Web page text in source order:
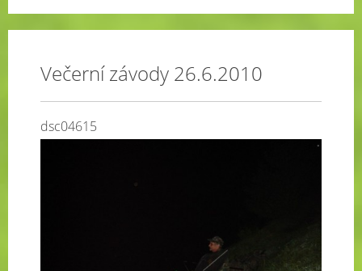
Večerní závody 26.6.2010
dsc04615